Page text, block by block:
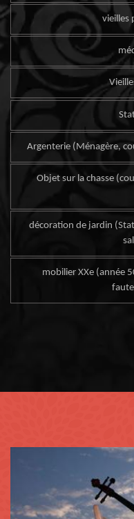
vieilles
Argenterie (Ménagère,
Objet sur la chasse
décoration de jardin
mobilier XXe (année